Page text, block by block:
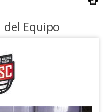
Equipo